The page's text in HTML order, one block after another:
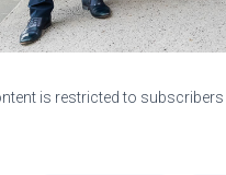
is restricted to subscribers